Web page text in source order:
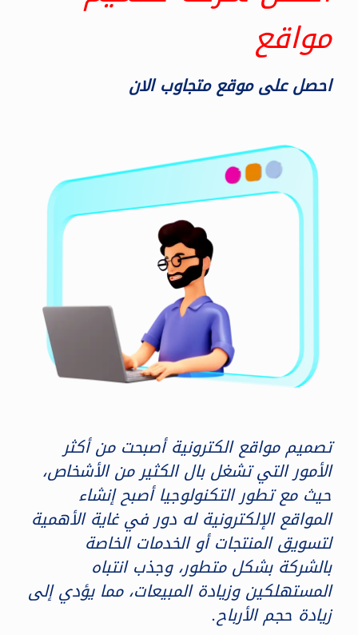
مواقع
احصل على موقع متجاوب الان
تصميم مواقع الكترونية أصبحت من أكثر
الأمور التي تشغل بال الكثير من الأشخاص،
حيث مع تطور التكنولوجيا أصبح إنشاء
المواقع الإلكترونية له دور في غاية الأهمية
لتسويق المنتجات أو الخدمات الخاصة
بالشركة بشكل متطور، وجذب انتباه
المستهلكين وزيادة المبيعات، مما يؤدي إلى
زيادة حجم الأرباح.